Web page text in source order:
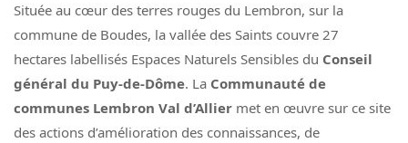
Située au cœur des terres rouges du Lembron, sur la
commune de Boudes, la vallée des Saints couvre 27
hectares labellisés Espaces Naturels Sensibles du Conseil
général du Puy-de-Dôme. La Communauté de
communes Lembron Val d’Allier met en œuvre sur ce site
des actions d’amélioration des connaissances, de